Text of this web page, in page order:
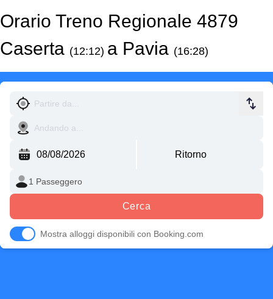
Orario Treno Regionale 4879
Caserta (12:12) a Pavia (16:28)
Cerca
Mostra alloggi disponibili con Booking.com